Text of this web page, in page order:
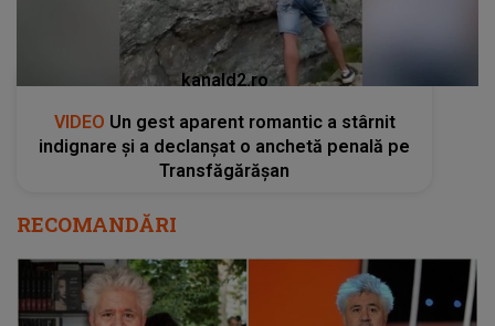
kanald2.ro
VIDEO Un gest aparent romantic a stârnit
indignare și a declanșat o anchetă penală pe
Transfăgărășan
RECOMANDĂRI